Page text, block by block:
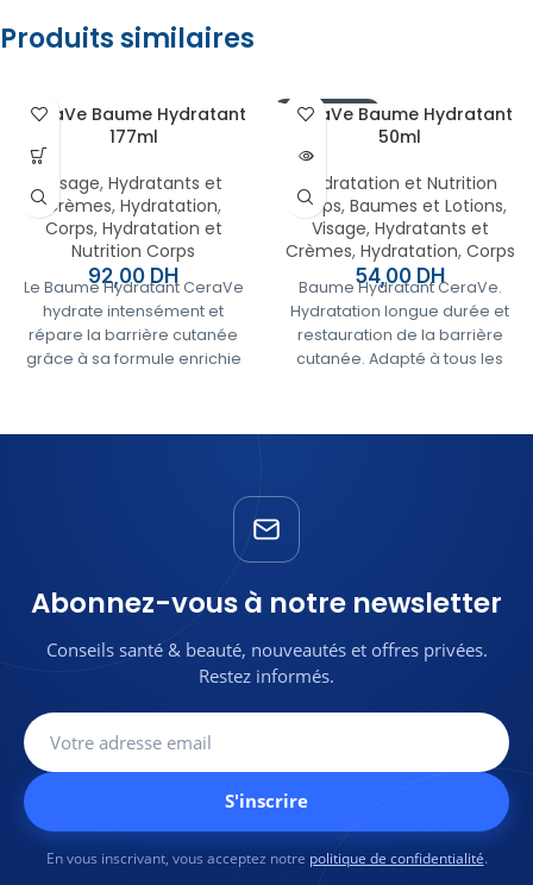
Produits similaires
CeraVe Baume Hydratant
177ml
Visage, Hydratants et
Crèmes, Hydratation,
Corps, Hydratation et
Nutrition Corps
92,00 DH
Le Baume Hydratant CeraVe
hydrate intensément et
répare la barrière cutanée
grâce à sa formule enrichie
une hydratation prolongée,
jours (produit non
🛡️100% produits
authentiques et originaux
💬Une
question sur
ce produit ?
Contactez-
nous sur
WhatsApp
EN RUPTURE
CeraVe Baume Hydratant
50ml
Hydratation et Nutrition
Corps, Baumes et Lotions,
Visage, Hydratants et
Crèmes, Hydratation, Corps
54,00 DH
Baume Hydratant CeraVe.
Hydratation longue durée et
restauration de la barrière
cutanée. Adapté à tous les
🛡️
100% produits
authentiques et
💬
Une question sur ce
produit ?
nous sur WhatsApp
Abonnez-vous à notre newsletter
Conseils santé & beauté, nouveautés et offres privées.
Restez informés.
S'inscrire
En vous inscrivant, vous acceptez notre politique de confidentialité.